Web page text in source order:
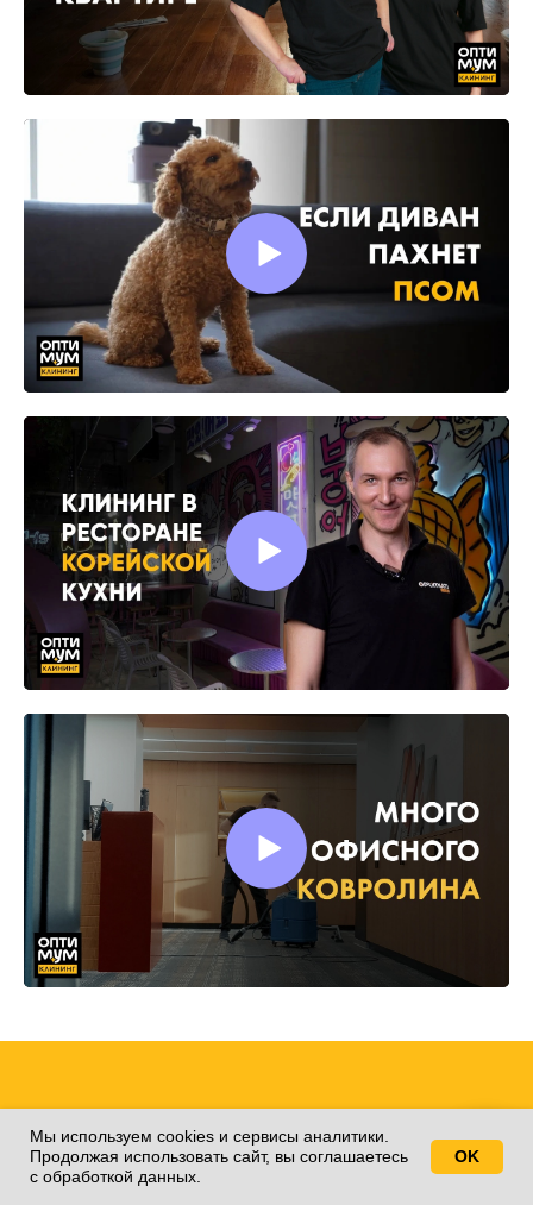
Свяжитесь с нами!
Мы используем cookies и сервисы аналитики.
Продолжая использовать сайт, вы соглашаетесь
с обработкой данных.
OK
Заявка на расчет
клининга